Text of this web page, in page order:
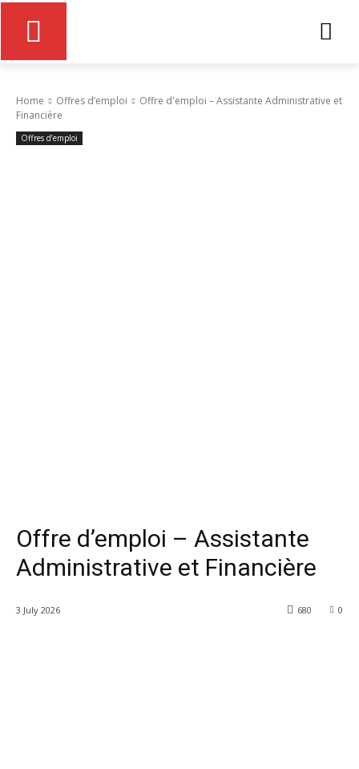
Home Offres d’emploi
Offre d'emploi – Assistante Administrative et
Financière
Offres d’emploi
Offre d’emploi – Assistante
Administrative et Financière
3 July 2026 0
680